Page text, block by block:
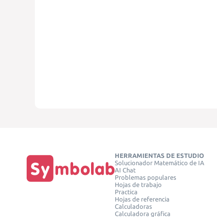
HERRAMIENTAS DE ESTUDIO
Solucionador Matemático de IA
AI Chat
Problemas populares
Hojas de trabajo
Practica
Hojas de referencia
Calculadoras
Calculadora gráfica